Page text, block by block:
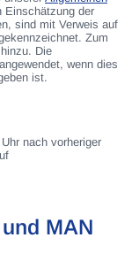
Einschätzung der
sind mit Verweis auf
Zum
Die
wenn dies
ist.
nach vorheriger
MAN